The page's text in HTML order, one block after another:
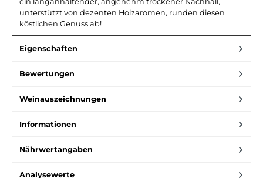
unterstützt von dezenten Holzaromen, runden diesen
köstlichen Genuss ab!
Eigenschaften
Bewertungen
Weinauszeichnungen
Informationen
Nährwertangaben
Analysewerte